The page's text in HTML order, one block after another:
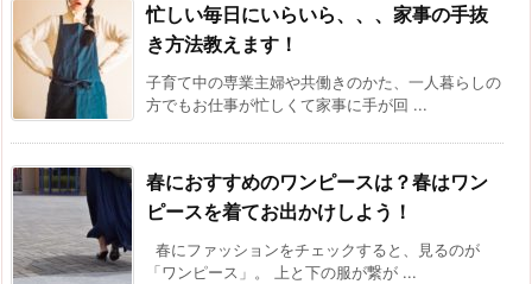
忙しい毎日にいらいら、、、家事の手抜
き方法教えます！
子育て中の専業主婦や共働きのかた、一人暮らしの
方でもお仕事が忙しくて家事に手が回 ...
春におすすめのワンピースは？春はワン
ピースを着てお出かけしよう！
春にファッションをチェックすると、見るのが
「ワンピース」。 上と下の服が繋が ...